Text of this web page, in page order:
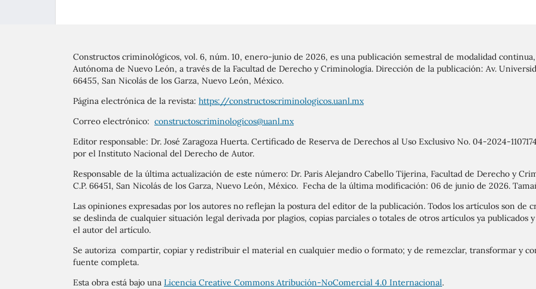
Constructos criminológicos, vol. 6, núm. 10, enero-junio de 2026, es una publicación semestral de modalidad
Autónoma de Nuevo León, a través de la Facultad de Derecho y Criminología. Dirección de la publicación: Av.
66455, San Nicolás de los Garza, Nuevo León, México.
Página electrónica de la revista: https://constructoscriminologicos.uanl.mx
Correo electrónico: constructoscriminologicos@uanl.mx
Editor responsable: Dr. José Zaragoza Huerta. Certificado de Reserva de Derechos al Uso Exclusivo No. 04-2024-
por el Instituto Nacional del Derecho de Autor.
Responsable de la última actualización de este número: Dr. Paris Alejandro Cabello Tijerina, Facultad de Derecho y
C.P. 66451, San Nicolás de los Garza, Nuevo León, México. Fecha de la última modificación: 06 de junio de 2026.
Las opiniones expresadas por los autores no reflejan la postura del editor de la publicación. Todos los artículos son de
se deslinda de cualquier situación legal derivada por plagios, copias parciales o totales de otros artículos ya
el autor del artículo.
Se autoriza compartir, copiar y redistribuir el material en cualquier medio o formato; y de remezclar, transformar y
fuente completa.
Esta obra está bajo una Licencia Creative Commons Atribución-NoComercial 4.0 Internacional.